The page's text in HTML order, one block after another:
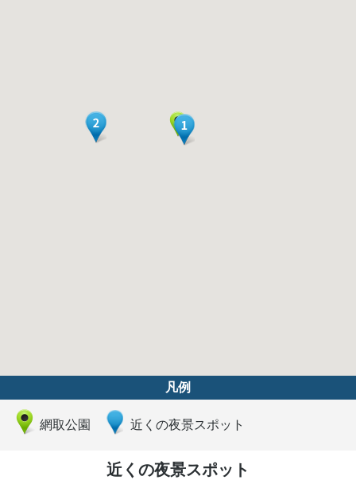
凡例
網取公園 近くの夜景スポット
近くの夜景スポット